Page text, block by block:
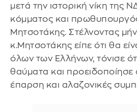
μετά την ιστορική νίκη της
κόμματος και
Μητσοτάκης. Στέλνοντας
κ.Μητσοτάκης είπε ότι θα
όλων των Ελλήνων, τόνισε
θαύματα και προειδοποίησε
έπαρση και αλαζονικές